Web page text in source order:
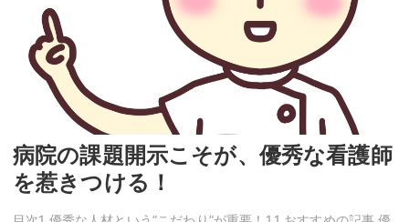
病院の課題開示こそが、優秀な看護師
を惹きつける！